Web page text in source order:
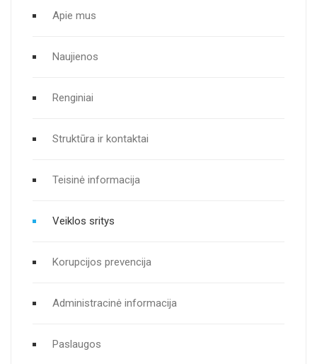
Apie mus
Naujienos
Renginiai
Struktūra ir kontaktai
Teisinė informacija
Veiklos sritys
Korupcijos prevencija
Administracinė informacija
Paslaugos